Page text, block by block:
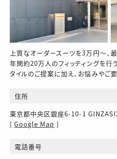
上質なオーダースーツを3万円～、
年間約20万人のフィッティングを行
タイルのご提案に加え、お悩みやご
住所
東京都中央区銀座6-10-1
[Google Map ]
電話番号